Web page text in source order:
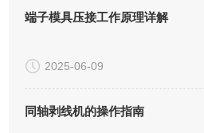
端子模具压接工作原理详解
2025-06-09
同轴剥线机的操作指南